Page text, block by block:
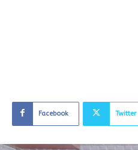
Facebook Twitter